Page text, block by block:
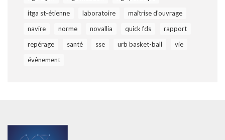
itga st-étienne
laboratoire
maîtrise d'ouvrage
navire
norme novallia quick fds
rapport
repérage
santé sse urb basket-ball
vie
évènement